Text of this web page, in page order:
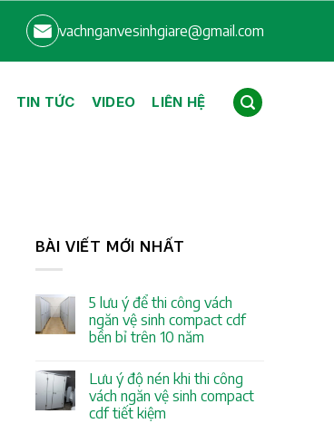
vachnganvesinhgiare@gmail.com
TIN TỨC VIDEO LIÊN HỆ
BÀI VIẾT MỚI NHẤT
5 lưu ý để thi công vách
ngăn vệ sinh compact cdf
bền bỉ trên 10 năm
Lưu ý độ nén khi thi công
vách ngăn vệ sinh compact
cdf tiết kiệm